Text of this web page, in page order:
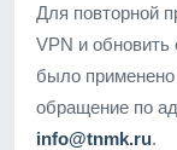
Для повторной
VPN и обновить
было
обращение по
info@tnmk.ru.